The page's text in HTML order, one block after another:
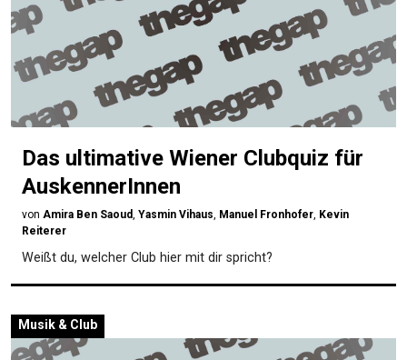
Das ultimative Wiener Clubquiz für
AuskennerInnen
von Amira Ben Saoud, Yasmin Vihaus, Manuel Fronhofer, Kevin
Reiterer
Weißt du, welcher Club hier mit dir spricht?
Musik & Club